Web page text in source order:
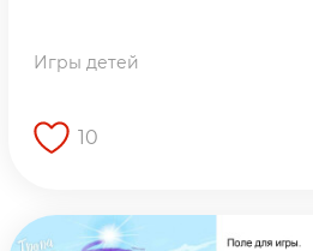
Игры детей
10